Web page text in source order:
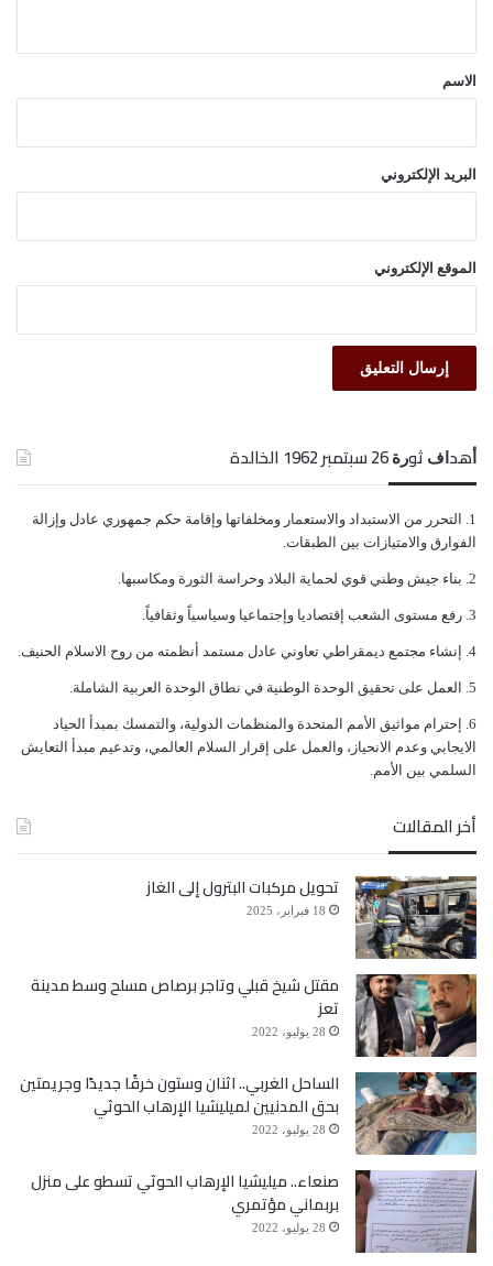
*الاسم
البريد الإلكتروني
الموقع الإلكتروني
ﺃﻫﺪﺍﻑ ﺛﻮﺭﺓ 26 ﺳﺒﺘﻤﺒﺮ 1962 الخالدة
ﺍﻟﺘﺤﺮﺭ ﻣﻦ ﺍﻻﺳﺘﺒﺪﺍﺩ ﻭﺍﻻﺳﺘﻌﻤﺎﺭ ﻭﻣﺨﻠﻔﺎﺗﻬﺎ ﻭﺇﻗﺎﻣﺔ ﺣﻜﻢ ﺟﻤﻬﻮﺭﻱ ﻋﺎﺩﻝ ﻭﺇﺯﺍﻟﺔ
ﺍﻟﻔﻮﺍﺭﻕ ﻭﺍﻻﻣﺘﻴﺎﺯﺍﺕ ﺑﻴﻦ ﺍﻟﻄﺒﻘﺎﺕ.
ﺑﻨﺎﺀ ﺟﻴﺶ ﻭﻃﻨﻲ ﻗﻮﻱ ﻟﺤﻤﺎﻳﺔ ﺍﻟﺒﻼﺩ ﻭﺣﺮﺍﺳﺔ ﺍﻟﺜﻮﺭﺓ ﻭﻣﻜﺎﺳﺒﻬﺎ.
ﺭﻓﻊ ﻣﺴﺘﻮﻯ ﺍﻟﺸﻌﺐ ﺇﻗﺘﺼﺎﺩﻳﺎ ﻭﺇﺟﺘﻤﺎﻋﻴﺎ ﻭﺳﻴﺎﺳﻴﺎً ﻭﺛﻘﺎﻓﻴﺎً.
ﺇﻧﺸﺎﺀ ﻣﺠﺘﻤﻊ ﺩﻳﻤﻘﺮﺍﻃﻲ ﺗﻌﺎﻭﻧﻲ ﻋﺎﺩﻝ ﻣﺴﺘﻤﺪ ﺃﻧﻈﻤﺘﻪ ﻣﻦ ﺭﻭﺡ ﺍﻻﺳﻼﻡ ﺍﻟﺤﻨﻴﻒ.
ﺍﻟﻌﻤﻞ ﻋﻠﻰ ﺗﺤﻘﻴﻖ ﺍﻟﻮﺣﺪﺓ ﺍﻟﻮﻃﻨﻴﺔ ﻓﻲ ﻧﻄﺎﻕ ﺍﻟﻮﺣﺪﺓ ﺍﻟﻌﺮﺑﻴﺔ ﺍﻟﺸﺎﻣﻠﺔ.
ﺇﺣﺘﺮﺍﻡ ﻣﻮﺍﺛﻴﻖ الأﻣﻢ ﺍﻟﻤﺘﺤﺪﺓ ﻭﺍﻟﻤﻨﻈﻤﺎﺕ ﺍﻟﺪﻭﻟﻴﺔ، ﻭﺍﻟﺘﻤﺴﻚ ﺑﻤﺒﺪﺃ ﺍﻟﺤﻴﺎﺩ
ﺍﻻﻳﺠﺎﺑﻲ ﻭﻋﺪﻡ ﺍﻻﻧﺤﻴﺎﺯ، ﻭﺍﻟﻌﻤﻞ ﻋﻠﻰ ﺇﻗﺮﺍﺭ ﺍﻟﺴﻼﻡ ﺍﻟﻌﺎﻟﻤﻲ، ﻭﺗﺪﻋﻴﻢ ﻣﺒﺪﺃ ﺍﻟﺘﻌﺎﻳﺶ
ﺍﻟﺴﻠﻤﻲ ﺑﻴﻦ ﺍﻷﻣﻢ.
أخر المقالات
تحويل مركبات البترول إلى الغاز
18 فبراير، 2025
مقتل شيخ قبلي وتاجر برصاص مسلح وسط مدينة
تعز
28 يوليو، 2022
الساحل الغربي.. اثنان وستون خرقًا جديدًا وجريمتين
بحق المدنيين لميليشيا الإرهاب الحوثي
28 يوليو، 2022
صنعاء.. ميليشيا الإرهاب الحوثي تسطو على منزل
بربماني مؤتمري
28 يوليو، 2022